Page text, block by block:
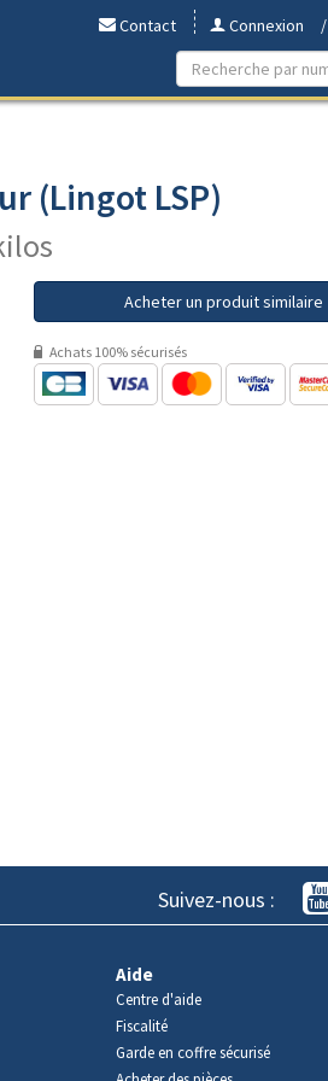
Contact Connexion /
(Lingot LSP)
Acheter un produit similaire
Achats 100% sécurisés
Suivez-nous :
Aide
Centre d'aide
Fiscalité
Garde en coffre sécurisé